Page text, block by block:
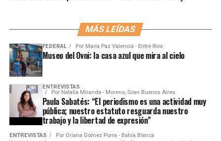
MÁS LEÍDAS
FEDERAL Por María Paz Valencia - Entre Ríos
Museo del Ovni: la casa azul que mira al cielo
ENTREVISTAS
Por Natalia Miranda - Moreno, Gran Buenos Aires
Paula Sabatés: “El periodismo es una actividad muy
pública; nuestro estatuto resguarda nuestro
trabajo y la libertad de expresión”
ENTREVISTAS Por Oriana Gómez Porra - Bahía Blanca